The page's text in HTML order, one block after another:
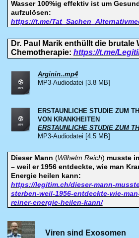
Wasser 100%ig effektiv ist um
aufzulösen:
https://t.me/
Dr. Paul Marik enthüllt die brutale
Chemotherapie: https://t.me/
Arginin..mp4
MP3-Audiodatei [3.8 MB]
ERSTAUNLICHE STUDIE ZUM
VON KRANKHEITEN
ERSTAUNLICHE STUDIE ZUM
MP3-Audiodatei [4.5 MB]
Dieser Mann (Wilhelm Reich) musste
– weil er 1956 entdeckte, wie man
Energie heilen kann:
https://legitim.ch/dieser-mann-
sterben-weil-1956-entdeckte-wie-
reiner-energie-heilen-kann/
Viren sind Exosomen